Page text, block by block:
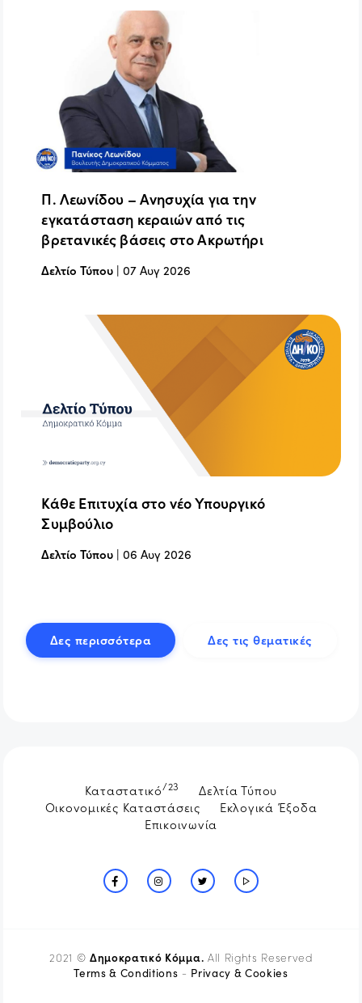
Π. Λεωνίδου – Ανησυχία για την
εγκατάσταση κεραιών από τις
βρετανικές βάσεις στο Ακρωτήρι
Δελτίο Τύπου |07 Αυγ 2026
Κάθε Επιτυχία στο νέο Υπουργικό
Συμβούλιο
Δελτίο Τύπου |06 Αυγ 2026
Δες περισσότερα Δες τις θεματικές
Καταστατικό/23
Δελτία Τύπου
Οικονομικές Καταστάσεις
Εκλογικά Έξοδα
Επικοινωνία
2021 ©Δημοκρατικό Κόμμα. All Rights Reserved
Terms & Conditions - Privacy & Cookies